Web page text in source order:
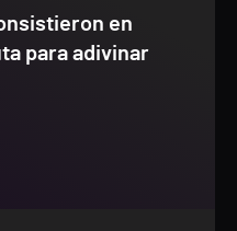
en
para adivinar